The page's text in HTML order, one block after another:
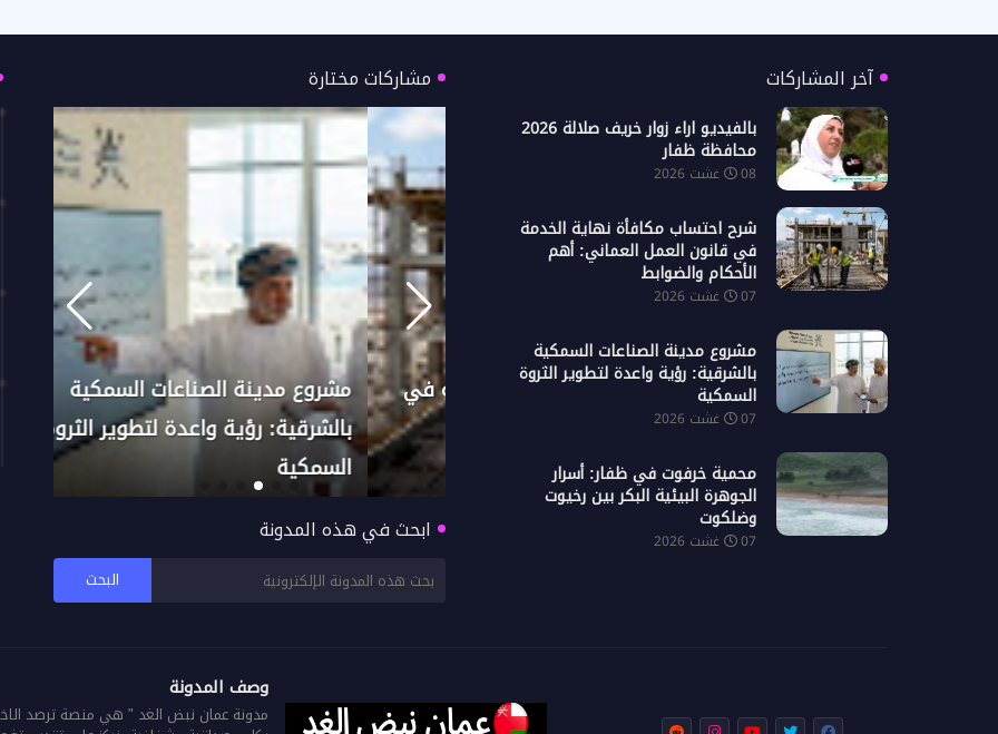
آخر المشاركات
بالفيديو اراء زوار خريف صلالة 2026
محافظة ظفار
08 غشت 2026
شرح احتساب مكافأة نهاية الخدمة
في قانون العمل العماني: أهم
الأحكام والضوابط
07 غشت 2026
مشروع مدينة الصناعات السمكية
بالشرقية: رؤية واعدة لتطوير الثروة
السمكية
07 غشت 2026
محمية خرفوت في ظفار: أسرار
الجوهرة البيئية البكر بين رخيوت
وضلكوت
07 غشت 2026
مشاركات مختارة
شرح احتساب مكافأة نهاية الخدمة في
قانون العمل العماني: أهم الأحكام
والضوابط
مشروع مدينة الصناعات السمكية
بالشرقية: رؤية واعدة لتطوير الثروة
السمكية
ابحث في هذه المدونة
وصف المدونة
مدونة عمان نبض الغد " هي منصة ترصد